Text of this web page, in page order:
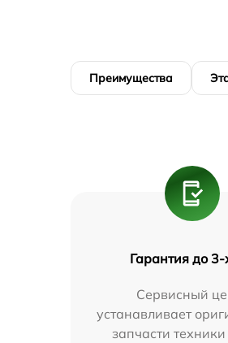
Преимущества
Гарантия до 3-
Сервисный
устанавливает
запчасти